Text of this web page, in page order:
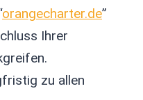
orangecharter.de”
Ihrer
zu allen